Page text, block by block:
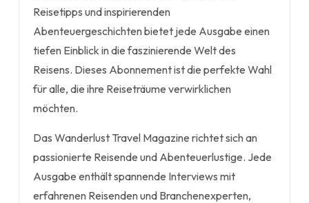
Reisetipps und inspirierenden
Abenteuergeschichten bietet jede Ausgabe einen
tiefen Einblick in die faszinierende Welt des
Reisens. Dieses Abonnement ist die perfekte Wahl
für alle, die ihre Reiseträume verwirklichen
möchten.
Das Wanderlust Travel Magazine richtet sich an
passionierte Reisende und Abenteuerlustige. Jede
Ausgabe enthält spannende Interviews mit
erfahrenen Reisenden und Branchenexperten,